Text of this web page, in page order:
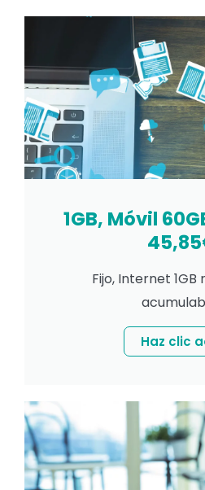
1GB, Móvil
Fijo, Internet 1GB
Haz clic